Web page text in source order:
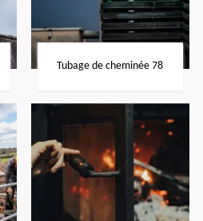
Tubage de cheminée 78